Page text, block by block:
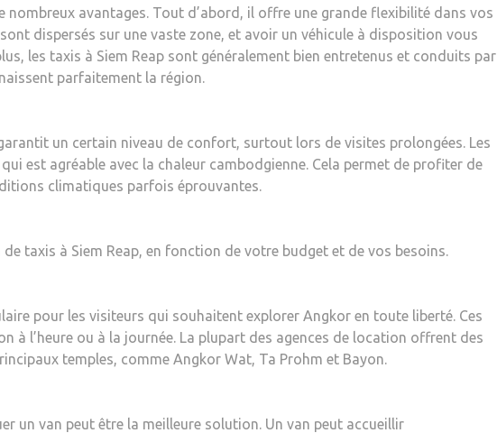
nombreux avantages. Tout d’abord, il offre une grande flexibilité dans vos
dispersés sur une vaste zone, et avoir un véhicule à disposition vous
les taxis à Siem Reap sont généralement bien entretenus et conduits par
parfaitement la région.
un certain niveau de confort, surtout lors de visites prolongées. Les
est agréable avec la chaleur cambodgienne. Cela permet de profiter de
climatiques parfois éprouvantes.
taxis à Siem Reap, en fonction de votre budget et de vos besoins.
pour les visiteurs qui souhaitent explorer Angkor en toute liberté. Ces
à l’heure ou à la journée. La plupart des agences de location offrent des
temples, comme Angkor Wat, Ta Prohm et Bayon.
un van peut être la meilleure solution. Un van peut accueillir